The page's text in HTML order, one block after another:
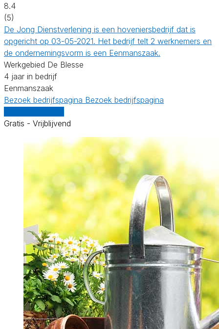
8.4
(5)
De Jong Dienstverlening is een hoveniersbedrijf dat is
opgericht op 03-05-2021. Het bedrijf telt 2 werknemers en
de ondernemingsvorm is een Eenmanszaak.
Werkgebied De Blesse
4 jaar in bedrijf
Eenmanszaak
Bezoek bedrijfspagina Bezoek bedrijfspagina
Gratis - Vrijblijvend